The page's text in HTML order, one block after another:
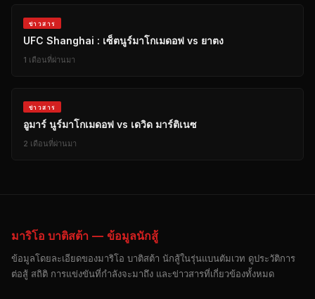
ข่าวสาร
UFC Shanghai : เซ็ตนูร์มาโกเมดอฟ vs ยาตง
1 เดือนที่ผ่านมา
ข่าวสาร
อูมาร์ นูร์มาโกเมดอฟ vs เดวิด มาร์ติเนซ
2 เดือนที่ผ่านมา
มาริโอ บาติสต้า — ข้อมูลนักสู้
ข้อมูลโดยละเอียดของมาริโอ บาติสต้า นักสู้ในรุ่นแบนตัมเวท ดูประวัติการ
ต่อสู้ สถิติ การแข่งขันที่กำลังจะมาถึง และข่าวสารที่เกี่ยวข้องทั้งหมด